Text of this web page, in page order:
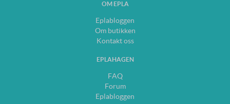
OM EPLA
Eplabloggen
Om butikken
Kontakt oss
EPLAHAGEN
FAQ
Forum
Eplabloggen